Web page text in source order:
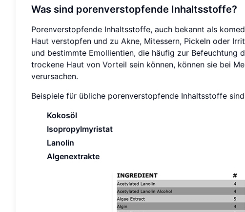
Was sind porenverstopfende Inhaltsstoffe?
Porenverstopfende Inhaltsstoffe, auch bekannt als
Haut verstopfen und zu Akne, Mitessern, Pickeln oder
und bestimmte Emollientien, die häufig zur Befeuchtung
trockene Haut von Vorteil sein können, können sie bei
verursachen.
Beispiele für übliche porenverstopfende Inhaltsstoffe
Kokosöl
Isopropylmyristat
Lanolin
Algenextrakte